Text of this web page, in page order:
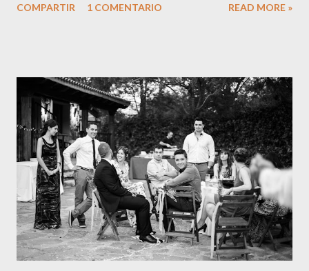
de esos textos que supone dificultad ya que no está exento de
significado de jerarquia de dominación, por eso en el verso 7
aparece: "Porque el varón no debe cubrirse la cabeza, pues él es
imagen y gloria de Dios; pero la mujer es gloria del varón." Sin
embargo, aunque en el verso 5 se habla de que "el varón es la
cabeza de la mujer", debemos saber que históricamente se ha
traducido "cabeza" (kephalē) como "autoridad sobre", la exégesis
nos recuerda...
COMPARTIR 1 COMENTARIO READ MORE »